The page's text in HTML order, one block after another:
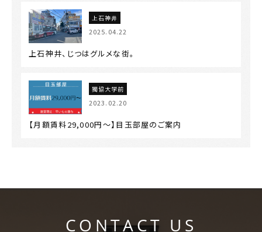
上石神井
2025.04.22
上石神井、じつはグルメな街。
獨協大学前
2023.02.20
【月額賃料29,000円～】目玉部屋のご案内
CONTACT US